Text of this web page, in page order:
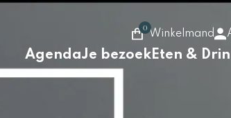
0
Winkelmand
AgendaJe bezoekEten &